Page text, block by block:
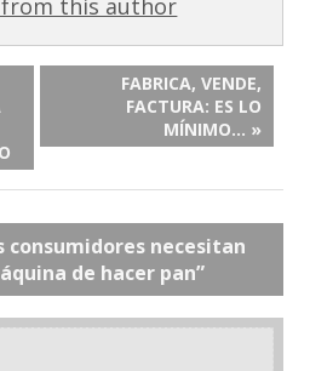
this author
FABRICA, VENDE,
FACTURA: ES LO
MÍNIMO… »
consumidores necesitan
de hacer pan”